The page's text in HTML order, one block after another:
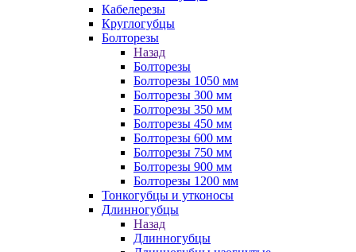
Кабелерезы
Круглогубцы
Болторезы
Назад
Болторезы
Болторезы 1050 мм
Болторезы 300 мм
Болторезы 350 мм
Болторезы 450 мм
Болторезы 600 мм
Болторезы 750 мм
Болторезы 900 мм
Болторезы 1200 мм
Тонкогубцы и утконосы
Длинногубцы
Назад
Длинногубцы